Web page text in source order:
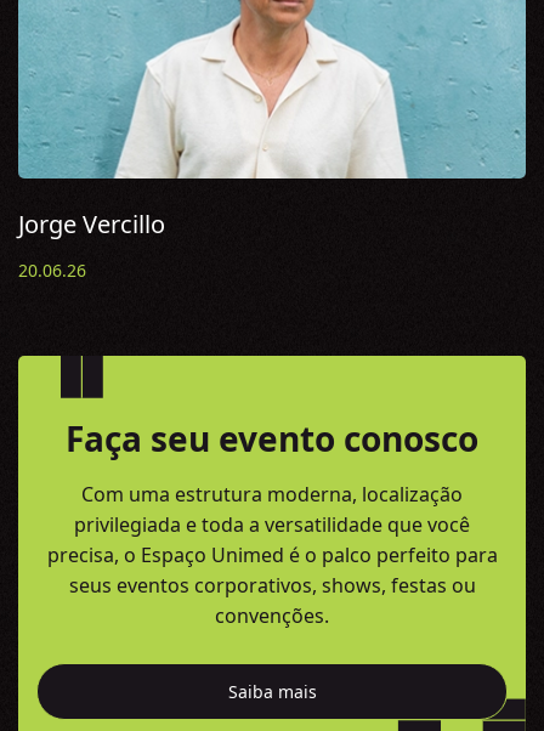
Jorge Vercillo
20.06.26
Faça seu evento conosco
Com uma estrutura moderna, localização
privilegiada e toda a versatilidade que você
precisa, o Espaço Unimed é o palco perfeito para
seus eventos corporativos, shows, festas ou
convenções.
Saiba mais